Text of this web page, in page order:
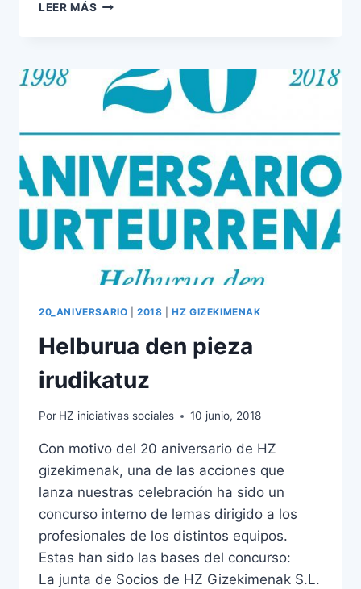
LEER MÁS
20_ANIVERSARIO |2018 |HZ GIZEKIMENAK
Helburua den pieza
irudikatuz
Por HZ iniciativas sociales 10 junio, 2018
Con motivo del 20 aniversario de HZ
gizekimenak, una de las acciones que
lanza nuestras celebración ha sido un
concurso interno de lemas dirigido a los
profesionales de los distintos equipos.
Estas han sido las bases del concurso:
La junta de Socios de HZ Gizekimenak S.L.